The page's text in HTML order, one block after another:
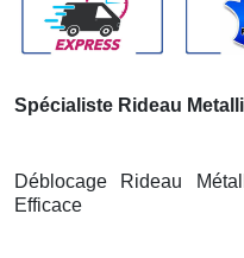
Spécialiste Rideau
Déblocage Rideau
Efficace